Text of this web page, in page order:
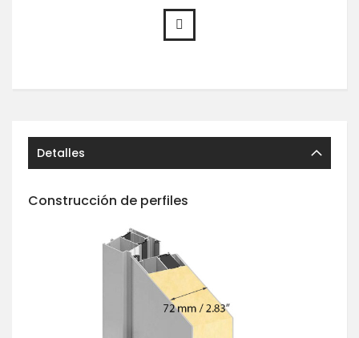
Detalles
Construcción de perfiles